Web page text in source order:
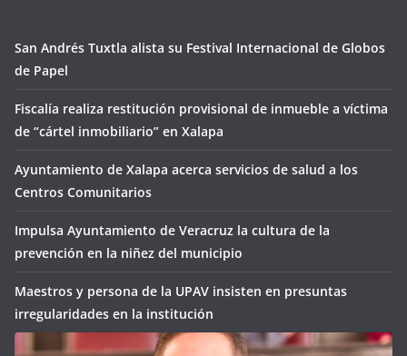
San Andrés Tuxtla alista su Festival Internacional de Globos
de Papel
Fiscalía realiza restitución provisional de inmueble a víctima
de “cártel inmobiliario” en Xalapa
Ayuntamiento de Xalapa acerca servicios de salud a los
Centros Comunitarios
Impulsa Ayuntamiento de Veracruz la cultura de la
prevención en la niñez del municipio
Maestros y persona de la UPAV insisten en presuntas
irregularidades en la institución